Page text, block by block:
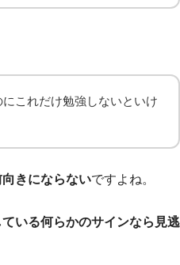
これだけ勉強しないといけ
きにならないですよね。
いる何らかのサインなら見逃